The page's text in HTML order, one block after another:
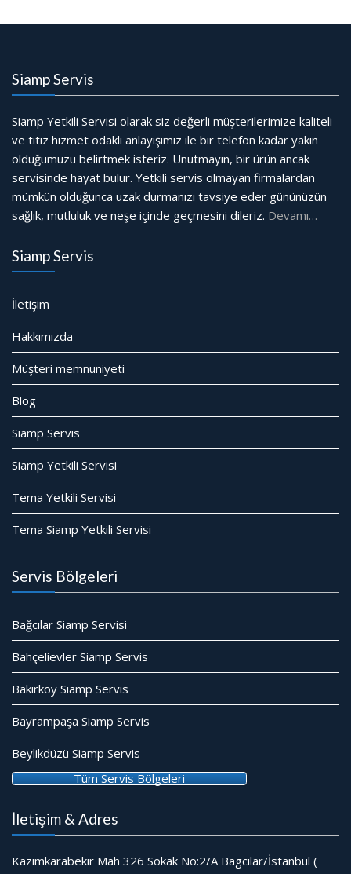
Siamp Servis
Siamp Yetkili Servisi olarak siz değerli müşterilerimize kaliteli
ve titiz hizmet odaklı anlayışımız ile bir telefon kadar yakın
olduğumuzu belirtmek isteriz. Unutmayın, bir ürün ancak
servisinde hayat bulur. Yetkili servis olmayan firmalardan
mümkün olduğunca uzak durmanızı tavsiye eder gününüzün
sağlık, mutluluk ve neşe içinde geçmesini dileriz. Devamı…
Siamp Servis
İletişim
Hakkımızda
Müşteri memnuniyeti
Blog
Siamp Servis
Siamp Yetkili Servisi
Tema Yetkili Servisi
Tema Siamp Yetkili Servisi
Servis Bölgeleri
Bağcılar Siamp Servisi
Bahçelievler Siamp Servis
Bakırköy Siamp Servis
Bayrampaşa Siamp Servis
Beylikdüzü Siamp Servis
Tüm Servis Bölgeleri
İletişim & Adres
Kazımkarabekir Mah 326 Sokak No:2/A Bagcılar/İstanbul (